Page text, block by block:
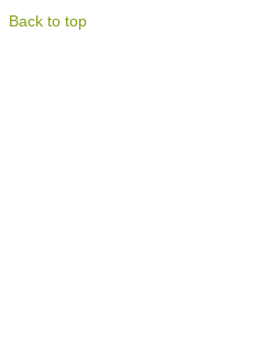
Back to top